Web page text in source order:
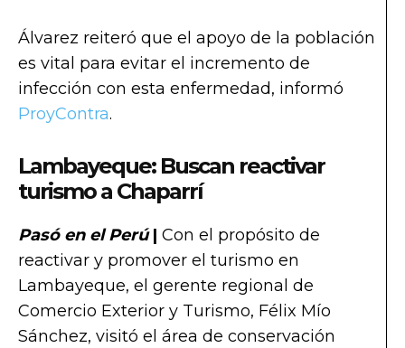
Álvarez reiteró que el apoyo de la población
es vital para evitar el incremento de
infección con esta enfermedad, informó
ProyContra.
Lambayeque: Buscan reactivar
turismo a Chaparrí
Pasó en el Perú| Con el propósito de
reactivar y promover el turismo en
Lambayeque, el gerente regional de
Comercio Exterior y Turismo, Félix Mío
Sánchez, visitó el área de conservación